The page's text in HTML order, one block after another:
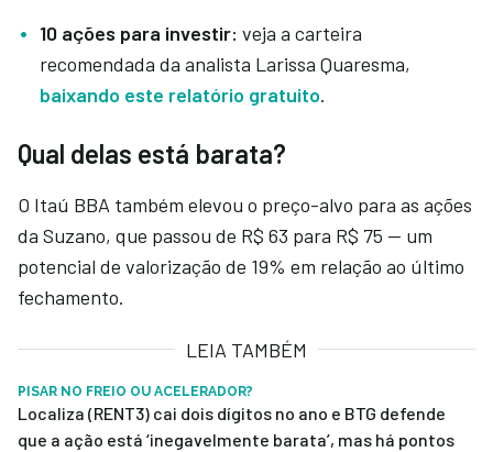
10 ações para investir: veja a carteira
recomendada da analista Larissa Quaresma,
baixando este relatório gratuito.
Qual delas está barata?
O Itaú BBA também elevou o preço-alvo para as ações
da Suzano, que passou de R$ 63 para R$ 75 — um
potencial de valorização de 19% em relação ao último
fechamento.
LEIA TAMBÉM
PISAR NO FREIO OU ACELERADOR?
Localiza (RENT3) cai dois dígitos no ano e BTG defende
que a ação está ‘inegavelmente barata’, mas há pontos